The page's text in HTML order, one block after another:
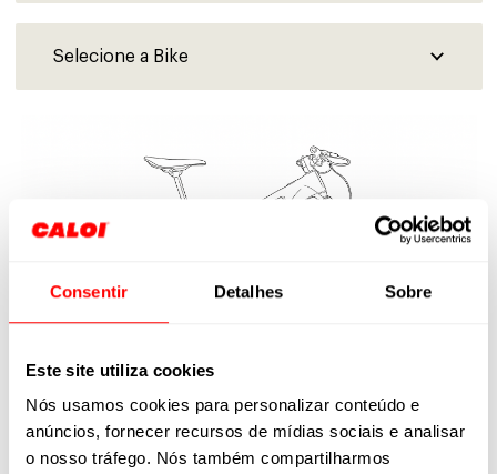
Consentir Detalhes Sobre
Este site utiliza cookies
Nós usamos cookies para personalizar conteúdo e
anúncios, fornecer recursos de mídias sociais e analisar
o nosso tráfego. Nós também compartilharmos